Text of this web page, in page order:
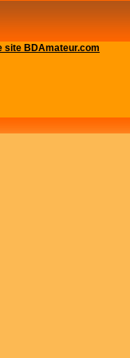
site BDAmateur.com